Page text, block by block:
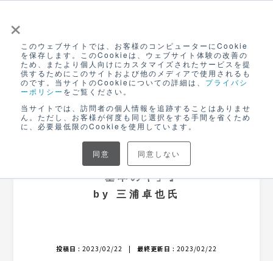
×
このウェブサイトでは、お客様のコンピューターにCookie
を保存します。このCookieは、ウェブサイト体験の改善の
ため、またより個人向けにカスタマイズされたサービスを提
供するためにこのサイトおよび他のメディアで使用されるも
のです。当サイトのCookieについての詳細は、 プライバシ
ーポリシー をご覧ください。
当サイトでは、訪問者の個人情報を追跡することはありませ
ん。ただし、お客様が何度も同じ選択をする手間を省くため
に、必要最低限のCookieを使用しています。
同意 同意しない
ログイン
無料アカウント登録
NEWS
CANVASブログ
『絶対に外さない初心者の商品開発
「基本のキ」』
by 三浦卓也氏
投稿日 : 2023/02/22 | 最終更新日 : 2023/02/22